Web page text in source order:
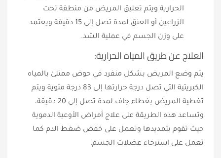
الحرارية ويتم تعليق المريض من منطقة تحت
الزراعين أو العنق لمدة تصل إلى 15 دقيقة ويعتمد
على وزن الجسم في عملية الشد.
العلاج عن طريق المياه الحرارية:
يتم وضع المريض بشكل منفرد في حوض ممتلئ بالمياه
الكبريتية التي تصل درجة حرارتها إلى 83 درجة مئوية ويتم
تغطية المريض بغطاء جاف لمدة تصل إلى 20 دقيقة،
وتساعد هذه الطريقة على علاج أمراض الأوعية الدموية
حيث تقوم بتمديدها وتعمل على خفض ضغط الدم كما
تعمل على استرخاء عضلات الجسم.